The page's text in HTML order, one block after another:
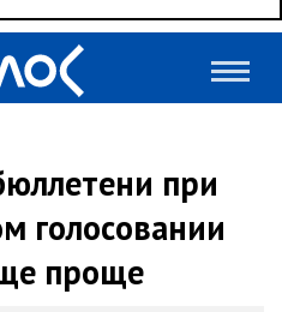
при
голосовании
проще